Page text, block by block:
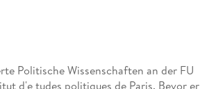
Politische Wissenschaften an der FU
d'e tudes politiques de Paris. Bevor er